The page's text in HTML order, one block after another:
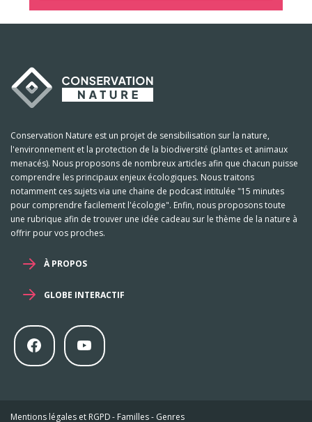
Conservation Nature est un projet de sensibilisation sur la nature,
l'environnement et la protection de la biodiversité (plantes et animaux
menacés). Nous proposons de nombreux articles afin que chacun puisse
comprendre les principaux enjeux écologiques. Nous traitons
notamment ces sujets via une chaine de podcast intitulée "15 minutes
pour comprendre facilement l'écologie". Enfin, nous proposons toute
une rubrique afin de trouver une idée cadeau sur le thème de la nature à
offrir pour vos proches.
À PROPOS
GLOBE INTERACTIF
Mentions légales et RGPD- Familles- Genres